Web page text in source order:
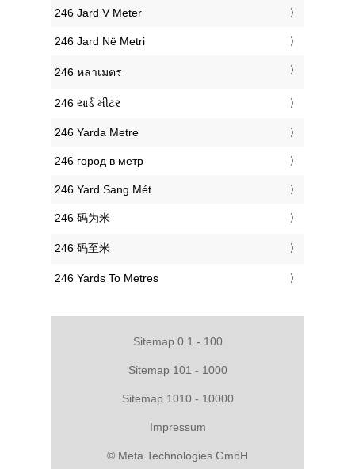
‎246 Jard V Meter
‎246 Jard Në Metri
‎246 หลาเมตร
‎246 યાર્ડ મીટર
‎246 Yarda Metre
‎246 город в метр
‎246 Yard Sang Mét
‎246 码为米
‎246 码至米
‎246 Yards To Metres
Sitemap 0.1 - 100
Sitemap 101 - 1000
Sitemap 1010 - 10000
Impressum
© Meta Technologies GmbH